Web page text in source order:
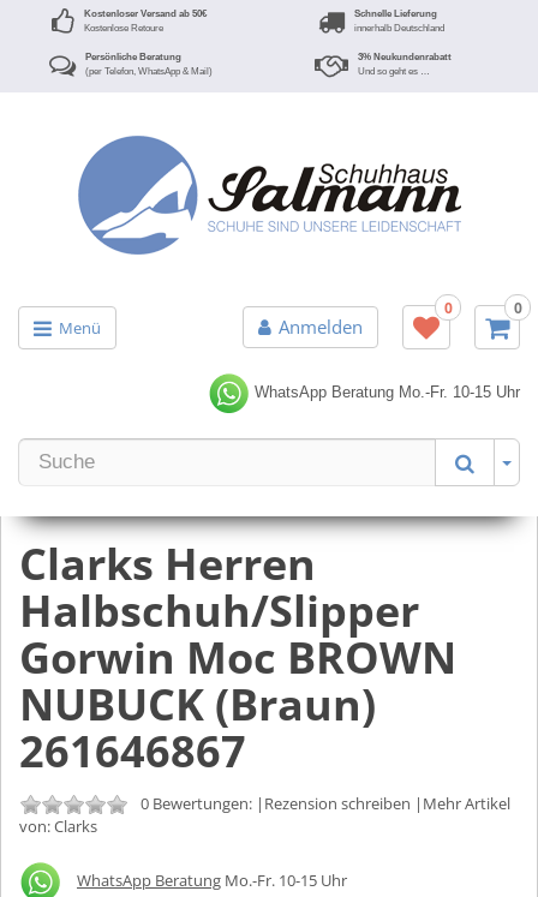
Kostenloser Versand ab 50€
Kostenlose Retoure
Schnelle Lieferung
innerhalb Deutschland
Persönliche Beratung
(per Telefon, WhatsApp & Mail)
3% Neukundenrabatt
Und so geht es …
Menü Anmelden
0 0
WhatsApp Beratung Mo.-Fr. 10-15 Uhr
Clarks Herren
Halbschuh/Slipper
Gorwin Moc BROWN
NUBUCK (Braun)
261646867
0 Bewertungen: | Rezension schreiben |Mehr Artikel
von:Clarks
WhatsApp Beratung Mo.-Fr. 10-15 Uhr